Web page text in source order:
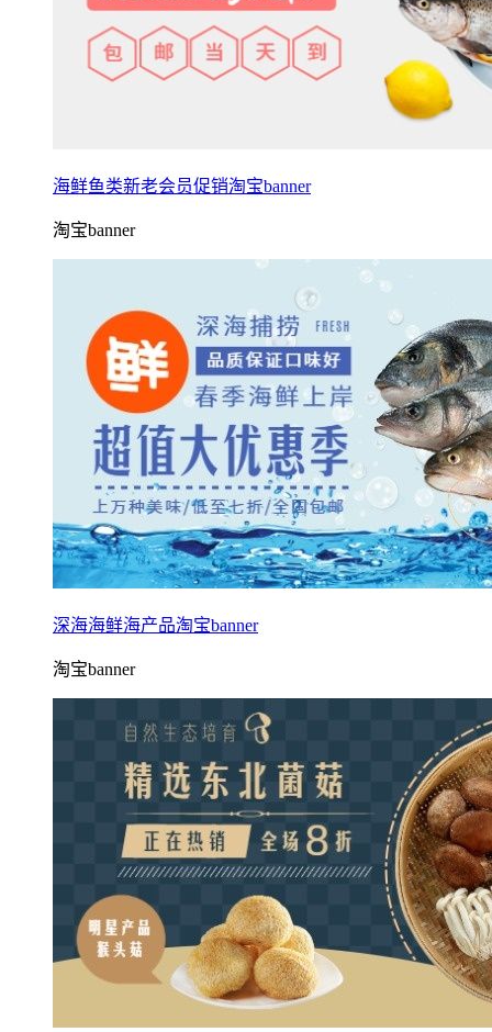
海鲜鱼类新老会员促销淘宝banner
淘宝banner
深海海鲜海产品淘宝banner
淘宝banner